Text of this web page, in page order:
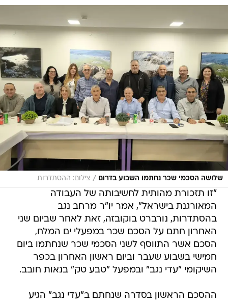
שלושה הסכמי שכר נחתמו השבוע בדרום / צילום: ההסתדרות
"זו תזכורת מהותית לחשיבותה של העבודה
המאורגנת בישראל", אמר יו"ר מרחב נגב
בהסתדרות, נורברט בוקובזה, זאת לאחר שביום שני
האחרון חתם על הסכם שכר במפעלי ים המלח,
הסכם אשר התווסף לשני הסכמי שכר שנחתמו ביום
חמישי בשבוע שעבר וביום ראשון האחרון בכפר
השיקומי "עדי נגב" ובמפעל "טבע טק" בנאות חובב.
ההסכם הראשון בסדרה שנחתם ב"עדי נגב" הגיע